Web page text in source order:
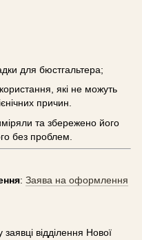
для бюстгальтера;
які не можуть
причин.
та збережено його
без проблем.
: Заява на оформлення
заявці відділення Нової